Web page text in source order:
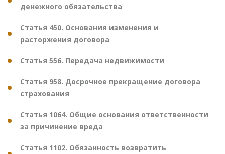
денежного обязательства
Статья 450. Основания изменения и
расторжения договора
Статья 556. Передача недвижимости
Статья 958. Досрочное прекращение договора
страхования
Статья 1064. Общие основания ответственности
за причинение вреда
Статья 1102. Обязанность возвратить